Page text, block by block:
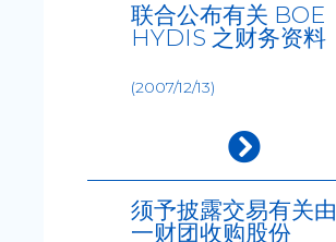
联合公布有关 BOE
HYDIS 之财务资料
(2007/12/13)
须予披露交易有关由
一财团收购股份